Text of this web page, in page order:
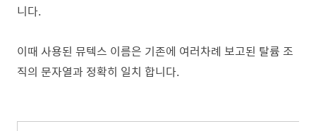
니다.
이때 사용된 뮤텍스 이름은 기존에 여러차례 보고된 탈륨 조
직의 문자열과 정확히 일치 합니다.